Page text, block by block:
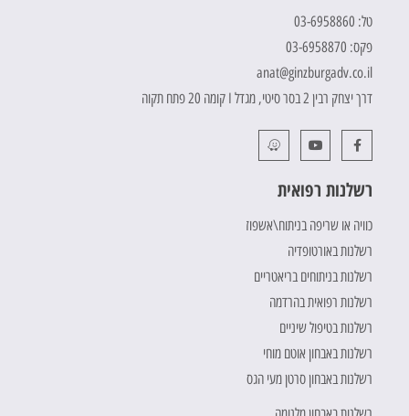
טל: 03-6958860
פקס: 03-6958870
anat@ginzburgadv.co.il
דרך יצחק רבין 2 בסר סיטי, מגדל I קומה 20 פתח תקוה
רשלנות רפואית
כוויה או שריפה בניתוח\אשפוז
רשלנות באורטופדיה
רשלנות בניתוחים בריאטריים
רשלנות רפואית בהרדמה
רשלנות בטיפול שיניים
רשלנות באבחון אוטם מוחי
רשלנות באבחון סרטן מעי הגס